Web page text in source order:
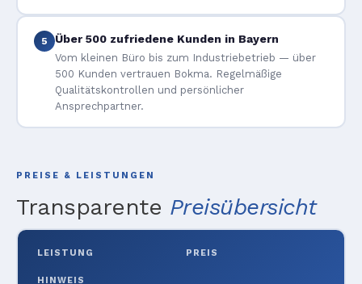
5 Über 500 zufriedene Kunden in Bayern
Vom kleinen Büro bis zum Industriebetrieb — über
500 Kunden vertrauen Bokma. Regelmäßige
Qualitätskontrollen und persönlicher
Ansprechpartner.
PREISE & LEISTUNGEN
Transparente Preisübersicht
LEISTUNG PREIS
HINWEIS